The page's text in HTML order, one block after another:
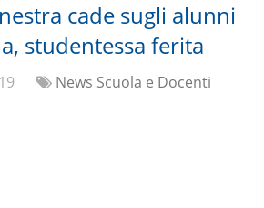
cade sugli alunni
studentessa ferita
News Scuola e Docenti